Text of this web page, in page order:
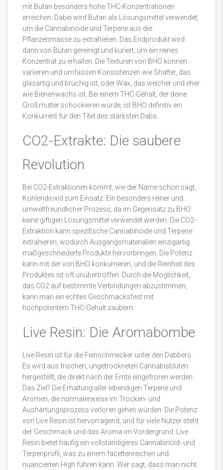
mit Butan besonders hohe THC-Konzentrationen
erreichen. Dabei wird Butan als Lösungsmittel verwendet,
um die Cannabinoide und Terpene aus der
Pflanzenmasse zu extrahieren. Das Endprodukt wird
dann von Butan gereinigt und kuriert, um ein reines
Konzentrat zu erhalten. Die Texturen von BHO können
variieren und umfassen Konsistenzen wie Shatter, das
glasartig und brüchig ist, oder Wax, das weicher und eher
wie Bienenwachs ist. Bei einem THC-Gehalt, der deine
Großmutter schockieren würde, ist BHO definitiv ein
Konkurrent für den Titel des stärksten Dabs.
CO2-Extrakte: Die saubere
Revolution
Bei CO2-Extraktionen kommt, wie der Name schon sagt,
Kohlendioxid zum Einsatz. Ein besonders reiner und
umweltfreundlicher Prozess, da im Gegensatz zu BHO
keine giftigen Lösungsmittel verwendet werden. Die CO2-
Extraktion kann spezifische Cannabinoide und Terpene
extrahieren, wodurch Ausgangsmaterialien einzigartig
maßgeschneiderte Produkte hervorbringen. Die Potenz
kann mit der von BHO konkurrieren, und die Reinheit des
Produktes ist oft unübertroffen. Durch die Möglichkeit,
das CO2 auf bestimmte Verbindungen abzustimmen,
kann man ein echtes Geschmacksfest mit
hochpotentem THC-Gehalt zaubern.
Live Resin: Die Aromabombe
Live Resin ist für die Feinschmecker unter den Dabbers.
Es wird aus frischen, ungetrockneten Cannabisblüten
hergestellt, die direkt nach der Ernte eingefroren werden.
Das Ziel? Die Erhaltung aller lebendigen Terpene und
Aromen, die normalerweise im Trocken- und
Aushärtungsprozess verloren gehen würden. Die Potenz
von Live Resin ist hervorragend, und für viele Nutzer steht
der Geschmack und das Aroma im Vordergrund. Live
Resin bietet häufig ein vollständigeres Cannabinoid- und
Terpenprofil, was zu einem facettenreichen und
nuancierten High führen kann. Wer sagt, dass man nicht